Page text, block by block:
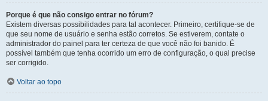
Porque é que não consigo entrar no fórum?
Existem diversas possibilidades para tal acontecer. Primeiro, certifique-se de
que seu nome de usuário e senha estão corretos. Se estiverem, contate o
administrador do painel para ter certeza de que você não foi banido. É
possível também que tenha ocorrido um erro de configuração, o qual precise
ser corrigido.
Voltar ao topo